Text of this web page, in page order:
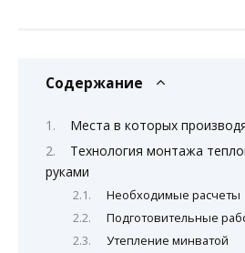
Содержание
Места в которых
Технология монтажа
руками
Необходимые расчеты
Подготовительные
Утепление минватой